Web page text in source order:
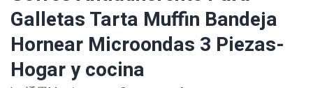
Galletas Tarta Muffin Bandeja
Hornear Microondas 3 Piezas-
Hogar y cocina